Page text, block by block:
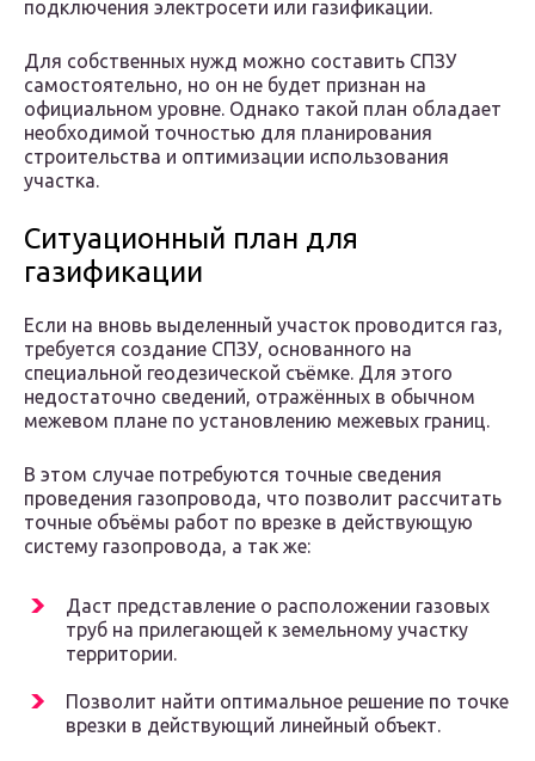
подключения электросети или газификации.
Для собственных нужд можно составить СПЗУ
самостоятельно, но он не будет признан на
официальном уровне. Однако такой план обладает
необходимой точностью для планирования
строительства и оптимизации использования
участка.
Ситуационный план для
газификации
Если на вновь выделенный участок проводится газ,
требуется создание СПЗУ, основанного на
специальной геодезической съёмке. Для этого
недостаточно сведений, отражённых в обычном
межевом плане по установлению межевых границ.
В этом случае потребуются точные сведения
проведения газопровода, что позволит рассчитать
точные объёмы работ по врезке в действующую
систему газопровода, а так же:
Даст представление о расположении газовых
труб на прилегающей к земельному участку
территории.
Позволит найти оптимальное решение по точке
врезки в действующий линейный объект.